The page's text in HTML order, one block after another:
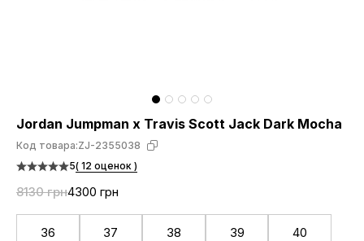
Jordan Jumpman x Travis Scott Jack Dark Mocha
Код товара:ZJ-2355038
5( 12 оценок )
8130 грн4300 грн
36 37 38 39 40